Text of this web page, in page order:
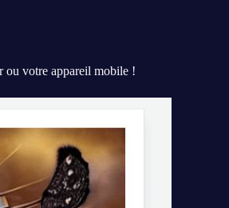
ou votre appareil mobile !